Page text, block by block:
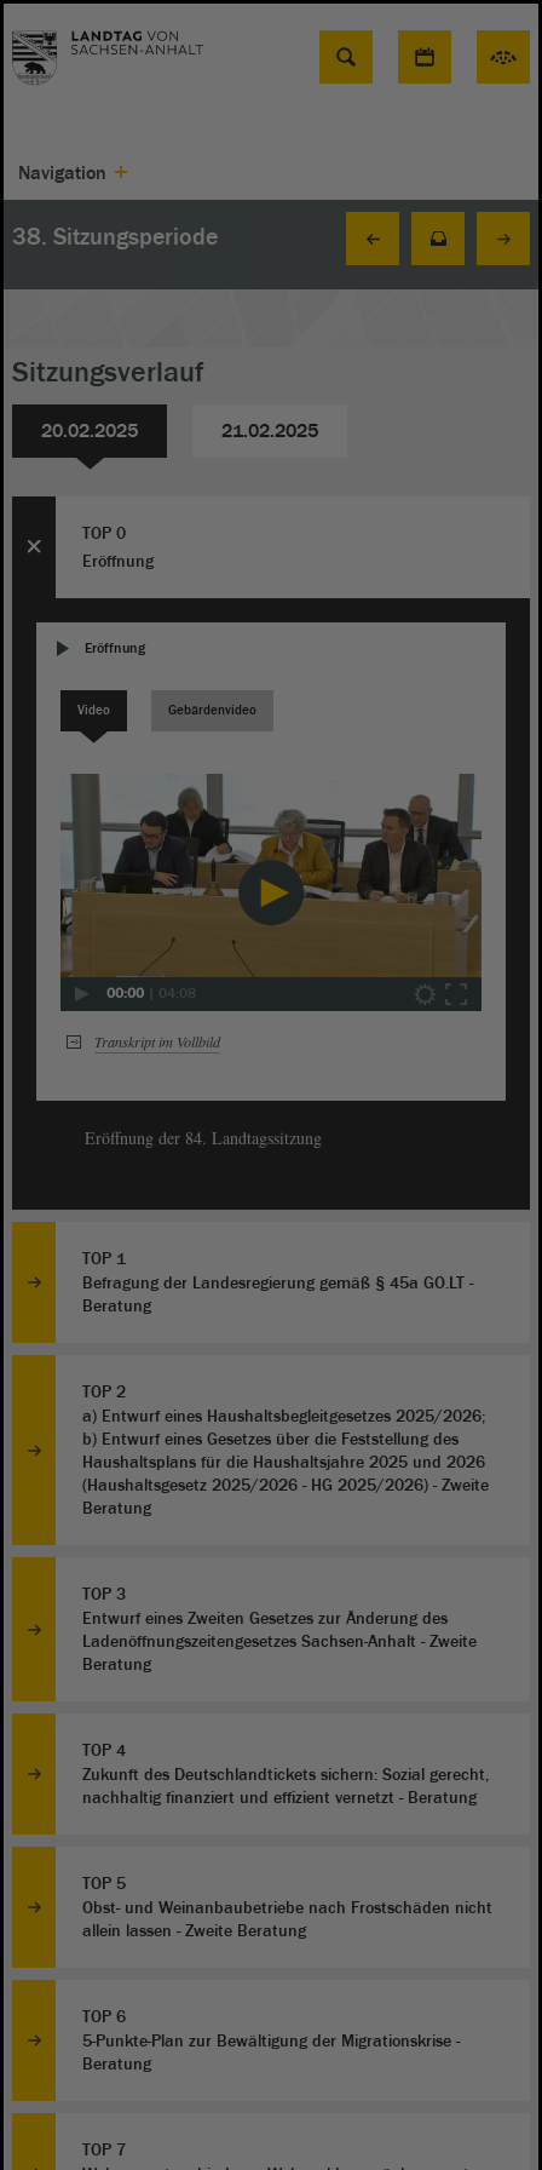
Suche
Navigation
38. Sitzungsperiode
Sitzungsverlauf
20.02.2025 21.02.2025
TOP 0
Eröffnung
Eröffnung
Video Gebärdenvideo
00:00 04:08
Transkript im Vollbild
Eröffnung der 84. Landtagssitzung
TOP 1
Befragung der Landesregierung gemäß § 45a GO.LT -
Beratung
TOP 2
a) Entwurf eines Haushaltsbegleitgesetzes 2025/2026;
b) Entwurf eines Gesetzes über die Feststellung des
Haushaltsplans für die Haushaltsjahre 2025 und 2026
(Haushaltsgesetz 2025/2026 - HG 2025/2026) - Zweite
Beratung
TOP 3
Entwurf eines Zweiten Gesetzes zur Änderung des
Ladenöffnungszeitengesetzes Sachsen-Anhalt - Zweite
Beratung
TOP 4
Zukunft des Deutschlandtickets sichern: Sozial gerecht,
nachhaltig finanziert und effizient vernetzt - Beratung
TOP 5
Obst- und Weinanbaubetriebe nach Frostschäden nicht
allein lassen - Zweite Beratung
TOP 6
5-Punkte-Plan zur Bewältigung der Migrationskrise -
Beratung
TOP 7